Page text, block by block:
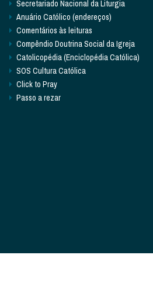
Secretariado Nacional da Liturgia
Anuário Católico (endereços)
Comentários às leituras
Compêndio Doutrina Social da Igreja
Catolicopédia (Enciclopédia Católica)
SOS Cultura Católica
Click to Pray
Passo a rezar